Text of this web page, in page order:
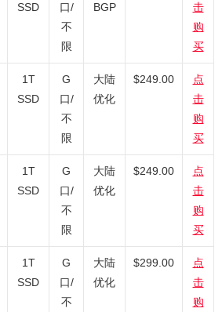
SSD
口/
不
限
BGP
击
购
买
1T
SSD
G
口/
不
限
大陆
优化
$249.00
点
击
购
买
1T
SSD
G
口/
不
限
大陆
优化
$249.00
点
击
购
买
1T
SSD
G
口/
不
大陆
优化
$299.00
点
击
购